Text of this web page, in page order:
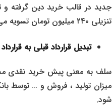
جدید در قالب خرید دین گرفته و
تنزیلی ۲۴۰ میلیون تومان تسویه می گردد.
تبدیل قرارداد قبلی به
سلف به معنی پیش خرید نقدی
میزان تولید ، فروش و … توسط
شود.